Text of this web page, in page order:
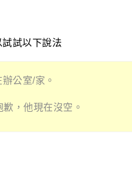
試以下說法
公室/家。
歉，他現在沒空。